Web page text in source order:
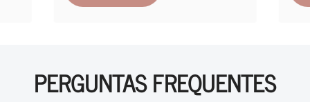
PERGUNTAS FREQUENTES